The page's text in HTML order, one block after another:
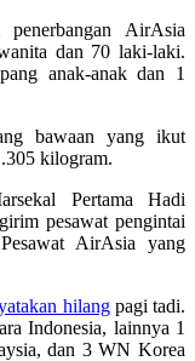
AirAsia
dan 70 laki-laki.
anak-anak dan 1
bawaan yang ikut
kilogram.
Pertama Hadi
pesawat pengintai
AirAsia yang
hilangpagi tadi.
Indonesia, lainnya 1
dan 3 WN Korea